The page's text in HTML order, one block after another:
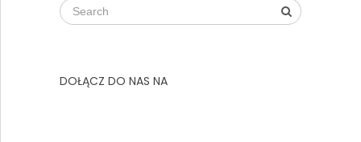
DOŁĄCZ DO NAS NA